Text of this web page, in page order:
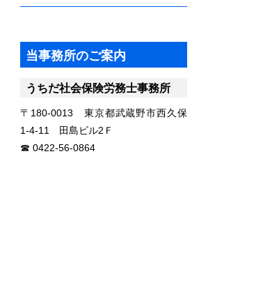
当事務所のご案内
うちだ社会保険労務士事務所
〒180-0013 東京都武蔵野市西久保
1-4-11 田島ビル2Ｆ
0422-56-0864